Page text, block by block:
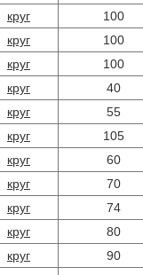
круг
100
круг
100
круг
100
круг
40
круг
55
круг
105
круг
60
круг
70
круг
74
круг
80
круг
90